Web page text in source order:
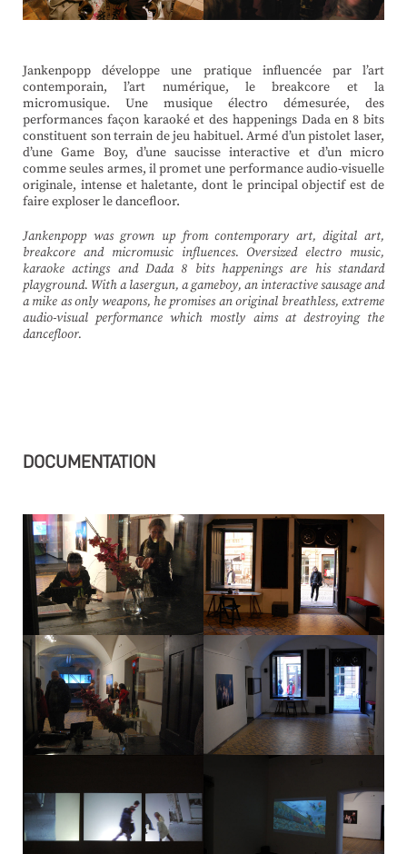
Jankenpopp développe une pratique influencée par l’art
contemporain, l’art numérique, le breakcore et la
micromusique. Une musique électro démesurée, des
performances façon karaoké et des happenings Dada en 8 bits
constituent son terrain de jeu habituel. Armé d’un pistolet laser,
d’une Game Boy, d’une saucisse interactive et d’un micro
comme seules armes, il promet une performance audio-visuelle
originale, intense et haletante, dont le principal objectif est de
faire exploser le dancefloor.
Jankenpopp was grown up from contemporary art, digital art,
breakcore and micromusic influences. Oversized electro music,
karaoke actings and Dada 8 bits happenings are his standard
playground. With a lasergun, a gameboy, an interactive sausage and
a mike as only weapons, he promises an original breathless, extreme
audio-visual performance which mostly aims at destroying the
dancefloor.
DOCUMENTATION